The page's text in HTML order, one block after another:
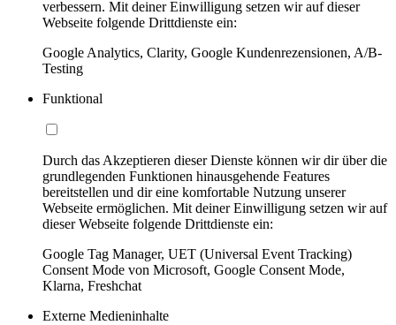
verbessern. Mit deiner Einwilligung setzen wir auf dieser
Webseite folgende Drittdienste ein:
Google Analytics, Clarity, Google Kundenrezensionen, A/B-
Testing
Funktional
Durch das Akzeptieren dieser Dienste können wir dir über die
grundlegenden Funktionen hinausgehende Features
bereitstellen und dir eine komfortable Nutzung unserer
Webseite ermöglichen. Mit deiner Einwilligung setzen wir auf
dieser Webseite folgende Drittdienste ein:
Google Tag Manager, UET (Universal Event Tracking)
Consent Mode von Microsoft, Google Consent Mode,
Klarna, Freshchat
Externe Medieninhalte